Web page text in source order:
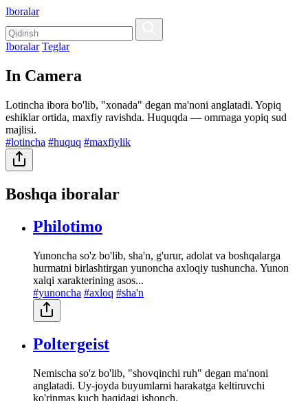
Iboralar
Iboralar Teglar
In Camera
Lotincha ibora bo'lib, "xonada" degan ma'noni anglatadi. Yopiq
eshiklar ortida, maxfiy ravishda. Huquqda — ommaga yopiq sud
majlisi.
#lotincha #huquq #maxfiylik
Boshqa iboralar
Philotimo
Yunoncha so'z bo'lib, sha'n, g'urur, adolat va boshqalarga
hurmatni birlashtirgan yunoncha axloqiy tushuncha. Yunon
xalqi xarakterining asos...
#yunoncha #axloq #sha'n
Poltergeist
Nemischa so'z bo'lib, "shovqinchi ruh" degan ma'noni
anglatadi. Uy-joyda buyumlarni harakatga keltiruvchi
ko'rinmas kuch haqidagi ishonch.